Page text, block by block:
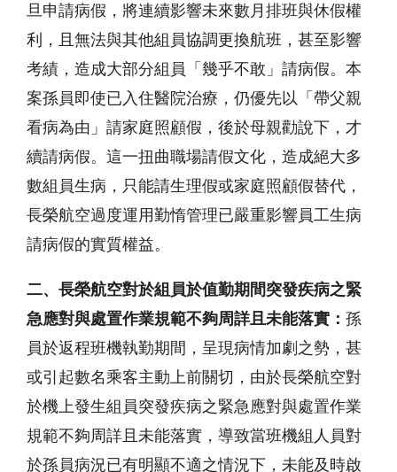
旦申請病假，將連續影響未來數月排班與休假權
利，且無法與其他組員協調更換航班，甚至影響
考績，造成大部分組員「幾乎不敢」請病假。本
案孫員即使已入住醫院治療，仍優先以「帶父親
看病為由」請家庭照顧假，後於母親勸說下，才
續請病假。這一扭曲職場請假文化，造成絕大多
數組員生病，只能請生理假或家庭照顧假替代，
長榮航空過度運用勤惰管理已嚴重影響員工生病
請病假的實質權益。
二、長榮航空對於組員於值勤期間突發疾病之緊
急應對與處置作業規範不夠周詳且未能落實 ： 孫
員於返程班機執勤期間，呈現病情加劇之勢，甚
或引起數名乘客主動上前關切，由於長榮航空對
於機上發生組員突發疾病之緊急應對與處置作業
規範不夠周詳且未能落實，導致當班機組人員對
於孫員病況已有明顯不適之情況下，未能及時啟